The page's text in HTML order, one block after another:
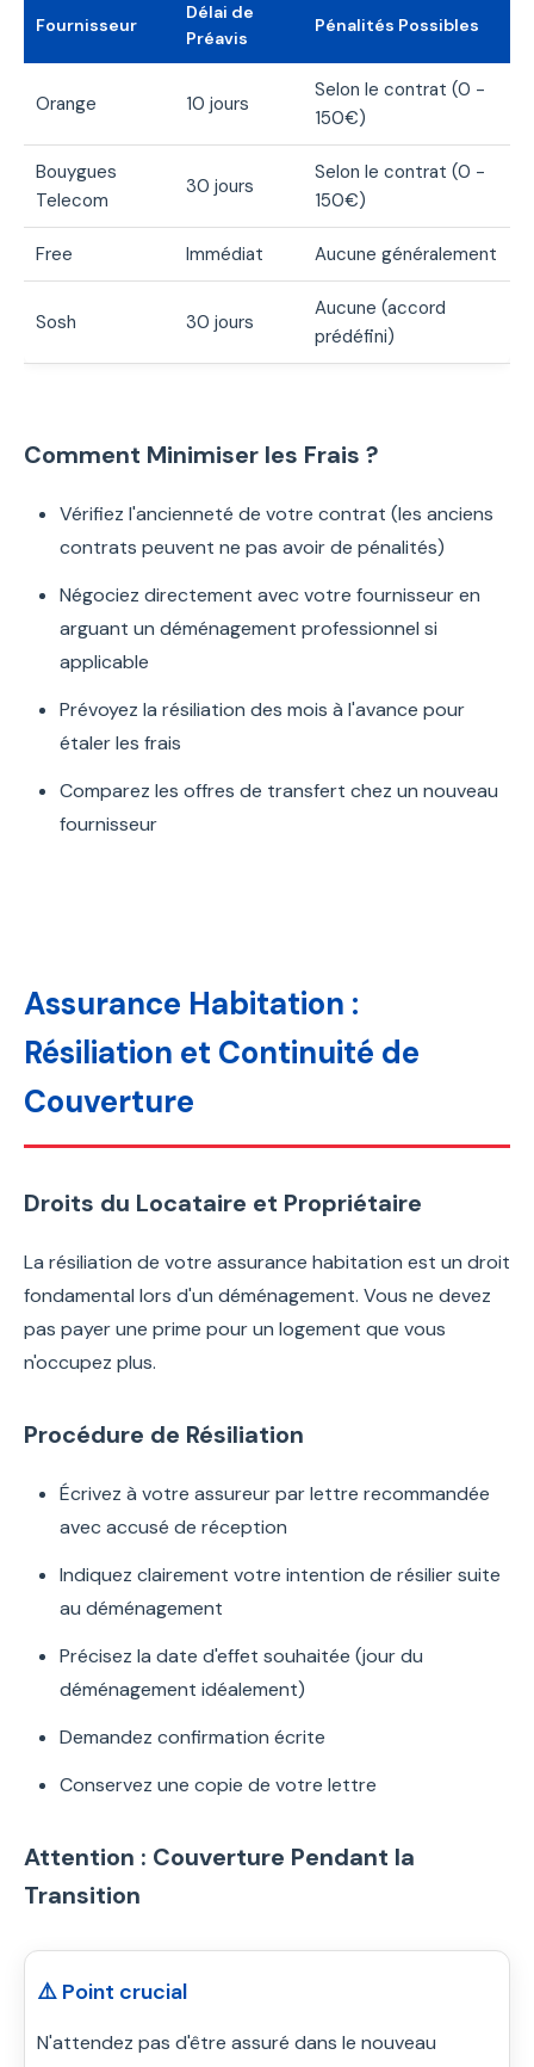
Fournisseur
Délai de
Préavis
Pénalités Possibles
Orange 10 jours
Selon le contrat (0 -
150€)
Bouygues
Telecom
30 jours
Selon le contrat (0 -
150€)
Free Immédiat Aucune généralement
Sosh 30 jours
Aucune (accord
prédéfini)
Comment Minimiser les Frais ?
Vérifiez l'ancienneté de votre contrat (les anciens
contrats peuvent ne pas avoir de pénalités)
Négociez directement avec votre fournisseur en
arguant un déménagement professionnel si
applicable
Prévoyez la résiliation des mois à l'avance pour
étaler les frais
Comparez les offres de transfert chez un nouveau
fournisseur
Assurance Habitation :
Résiliation et Continuité de
Couverture
Droits du Locataire et Propriétaire
La résiliation de votre assurance habitation est un droit
fondamental lors d'un déménagement. Vous ne devez
pas payer une prime pour un logement que vous
n'occupez plus.
Procédure de Résiliation
Écrivez à votre assureur par lettre recommandée
avec accusé de réception
Indiquez clairement votre intention de résilier suite
au déménagement
Précisez la date d'effet souhaitée (jour du
déménagement idéalement)
Demandez confirmation écrite
Conservez une copie de votre lettre
Attention : Couverture Pendant la
Transition
⚠️ Point crucial
N'attendez pas d'être assuré dans le nouveau